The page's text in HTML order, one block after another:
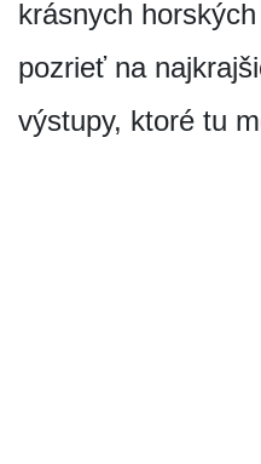
krásnych
pozrieť na
výstupy, ktoré tu